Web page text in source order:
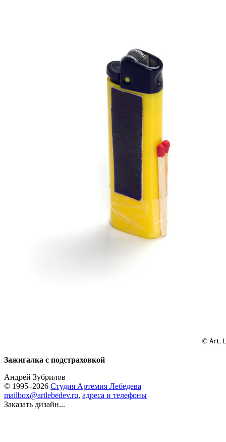
Зажигалка с подстраховкой
Андрей Зубрилов
© 1995–2026 Студия Артемия Лебедева
mailbox@artlebedev.ru, адреса и телефоны
Заказать дизайн...